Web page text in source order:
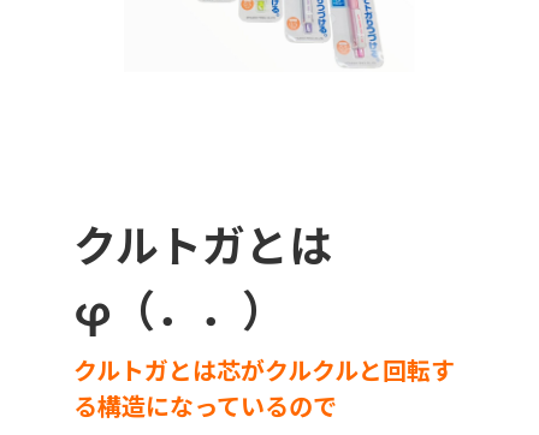
クルトガとは
φ（．．）
クルトガとは芯がクルクルと回転す
る構造になっているので